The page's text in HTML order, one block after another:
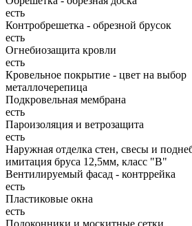
есть
Контробрешетка - обрезной брусок
есть
Огнебиозащита кровли
есть
Кровельное покрытие - цвет на выбор
металлочерепица
Подкровельная мембрана
есть
Пароизоляция и ветрозащита
есть
Наружная отделка стен, свесы и
имитация бруса 12,5мм, класс "В"
Вентилируемый фасад - контррейка
есть
Пластиковые окна
есть